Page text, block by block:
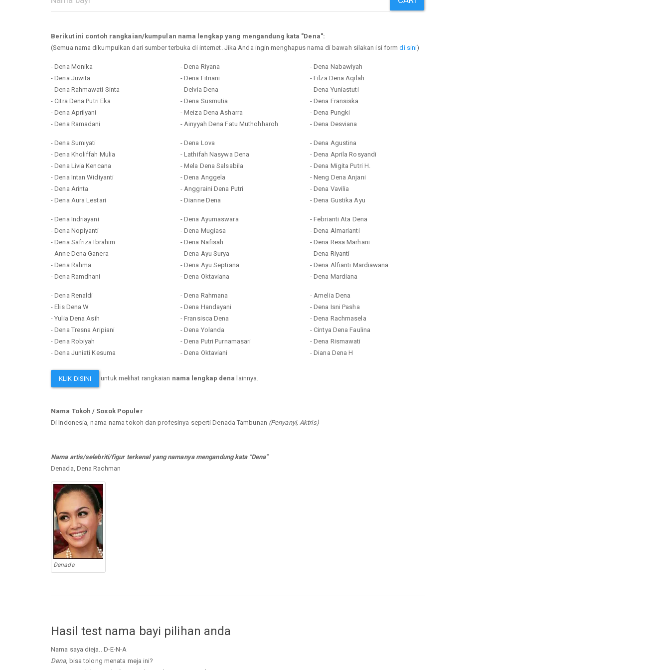
Berikut ini contoh rangkaian/kumpulan nama lengkap yang mengandung kata "Dena":
(Semua nama dikumpulkan dari sumber terbuka di internet. Jika Anda ingin menghapus nama di bawah silakan isi formdi sini)
- Dena Monika
- Dena Juwita
- Dena Rahmawati Sinta
- Citra Dena Putri Eka
- Dena Aprilyani
- Dena Ramadani
- Dena Riyana
- Dena Fitriani
- Delvia Dena
- Dena Susmutia
- Meiza Dena Asharra
- Ainyyah Dena Fatu Muthohharoh
- Dena Nabawiyah
- Filza Dena Aqilah
- Dena Yuniastuti
- Dena Fransiska
- Dena Pungki
- Dena Desviana
- Dena Sumiyati
- Dena Kholiffah Mulia
- Dena Livia Kencana
- Dena Intan Widiyanti
- Dena Arinta
- Dena Aura Lestari
- Dena Lova
- Lathifah Nasywa Dena
- Mela Dena Salsabila
- Dena Anggela
- Anggraini Dena Putri
- Dianne Dena
- Dena Agustina
- Dena Aprila Rosyandi
- Dena Migita Putri H.
- Neng Dena Anjani
- Dena Vavilia
- Dena Gustika Ayu
- Dena Indriayani
- Dena Nopiyanti
- Dena Safriza Ibrahim
- Anne Dena Ganera
- Dena Rahma
- Dena Ramdhani
- Dena Ayumaswara
- Dena Mugiasa
- Dena Nafisah
- Dena Ayu Surya
- Dena Ayu Septiana
- Dena Oktaviana
- Febrianti Ata Dena
- Dena Almarianti
- Dena Resa Marhani
- Dena Riyanti
- Dena Alfianti Mardiawana
- Dena Mardiana
- Dena Renaldi
- Elis Dena W
- Yulia Dena Asih
- Dena Tresna Aripiani
- Dena Robiyah
- Dena Juniati Kesuma
- Dena Rahmana
- Dena Handayani
- Fransisca Dena
- Dena Yolanda
- Dena Putri Purnamasari
- Dena Oktaviani
- Amelia Dena
- Dena Isni Pasha
- Dena Rachmasela
- Cintya Dena Faulina
- Dena Rismawati
- Diana Dena H
KLIK DISINI untuk melihat rangkaian nama lengkap dena lainnya.
Nama Tokoh / Sosok Populer
Di Indonesia, nama-nama tokoh dan profesinya seperti Denada Tambunan (Penyanyi, Aktris)
Nama artis/selebriti/figur terkenal yang namanya mengandung kata "Dena"
Denada, Dena Rachman
Denada
Hasil test nama bayi pilihan anda
Nama saya dieja.. D-E-N-A
Dena, bisa tolong menata meja ini?